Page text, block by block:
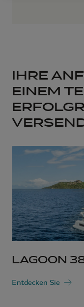
IHRE
EINEM
LAGOON
Entdecken Sie